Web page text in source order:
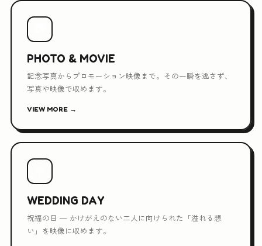
PHOTO & MOVIE
記念写真からプロモーション映像まで。その一瞬を逃さず、
写真や映像で収めます。
VIEW MORE →
WEDDING DAY
祝福の日 — かけがえのない二人に向けられた「溢れる想
い」を映像に収めます。